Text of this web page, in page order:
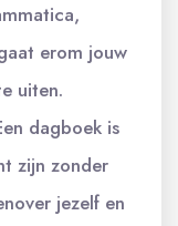
erom jouw
uiten.
dagboek is
zijn zonder
jezelf en